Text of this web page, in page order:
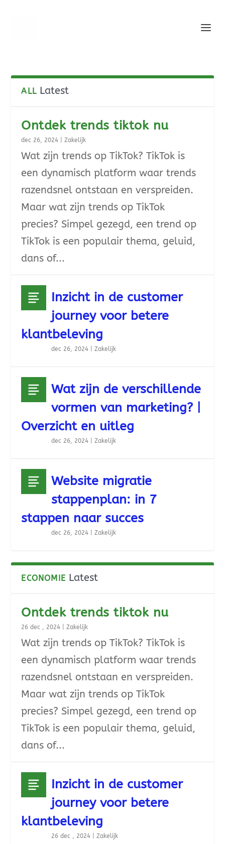
ALL Latest
Ontdek trends tiktok nu
dec 26, 2024 |Zakelijk
Wat zijn trends op TikTok? TikTok is
een dynamisch platform waar trends
razendsnel ontstaan en verspreiden.
Maar wat zijn trends op TikTok
precies? Simpel gezegd, een trend op
TikTok is een populair thema, geluid,
dans of...
Inzicht in de customer
journey voor betere
klantbeleving
dec 26, 2024 |Zakelijk
Wat zijn de verschillende
vormen van marketing? |
Overzicht en uitleg
dec 26, 2024 |Zakelijk
Website migratie
stappenplan: in 7
stappen naar succes
dec 26, 2024 |Zakelijk
ECONOMIE Latest
Ontdek trends tiktok nu
26 dec , 2024 |Zakelijk
Wat zijn trends op TikTok? TikTok is
een dynamisch platform waar trends
razendsnel ontstaan en verspreiden.
Maar wat zijn trends op TikTok
precies? Simpel gezegd, een trend op
TikTok is een populair thema, geluid,
dans of...
Inzicht in de customer
journey voor betere
klantbeleving
26 dec , 2024 |Zakelijk